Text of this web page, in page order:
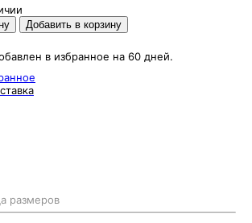
в избранное на 60 дней.
размеров